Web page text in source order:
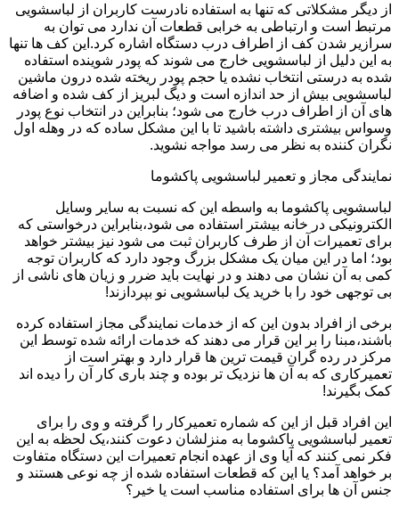
از دیگر مشکلاتی که تنها به استفاده نادرست کاربران از لباسشویی
مرتبط است و ارتباطی به خرابی قطعات آن ندارد می توان به
سرازیر شدن کف از اطراف درب دستگاه اشاره کرد.این کف ها تنها
به این دلیل از لباسشویی خارج می شوند که پودر شوینده استفاده
شده به درستی انتخاب نشده یا حجم پودر ریخته شده درون ماشین
لباسشویی بیش از حد اندازه است و دیگ لبریز از کف شده و اضافه
های آن از اطراف درب خارج می شود؛ بنابراین در انتخاب نوع پودر
وسواس بیشتری داشته باشید تا با این مشکل ساده که در وهله اول
نگران کننده به نظر می رسد مواجه نشوید.
نمایندگی مجاز و تعمیر لباسشویی پاکشوما
لباسشویی پاکشوما به واسطه این که نسبت به سایر وسایل
الکترونیکی در خانه بیشتر استفاده می شود،بنابراین درخواستی که
برای تعمیرات آن از طرف کاربران ثبت می شود نیز بیشتر خواهد
بود؛ اما در این میان یک مشکل بزرگ وجود دارد که کاربران توجه
کمی به آن نشان می دهند و در نهایت باید ضرر و زیان های ناشی از
بی توجهی خود را با خرید یک لباسشویی نو بپردازند!
برخی از افراد بدون این که از خدمات نمایندگی مجاز استفاده کرده
باشند،مبنا را بر این قرار می دهند که خدمات ارائه شده توسط این
مرکز در رده گران قیمت ترین ها قرار دارد و بهتر است از
تعمیرکاری که به آن ها نزدیک تر بوده و چند باری کار آن را دیده اند
کمک بگیرند!
این افراد قبل از این که شماره تعمیرکار را گرفته و وی را برای
تعمیر لباسشویی پاکشوما به منزلشان دعوت کنند،یک لحظه به این
فکر نمی کنند که آیا وی از عهده انجام تعمیرات این دستگاه متفاوت
بر خواهد آمد؟ یا این که قطعات استفاده شده از چه نوعی هستند و
جنس آن ها برای استفاده مناسب است یا خیر؟